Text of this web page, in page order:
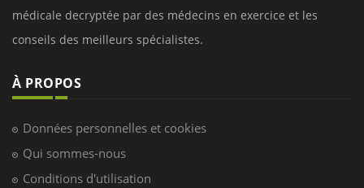
médicale decryptée par des médecins en exercice et les
conseils des meilleurs spécialistes.
À PROPOS
Données personnelles et cookies
Qui sommes-nous
Conditions d'utilisation